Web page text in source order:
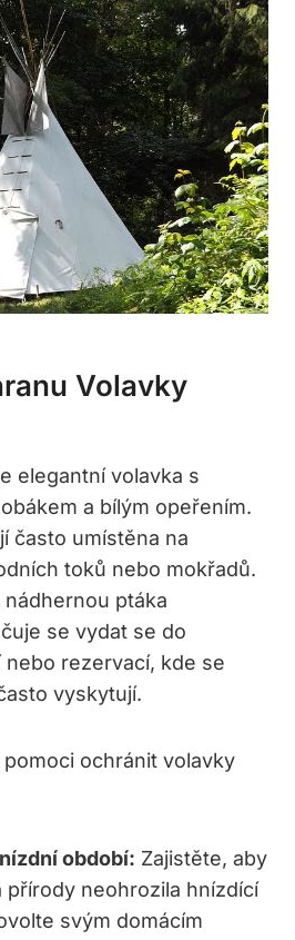
Volavky
elegantní ⁢volavka s‍
a bílým opeřením.
často umístěna na
toků nebo⁤ mokřadů.
​ptáka
se vydat se ⁣do
rezervací, kde se
vyskytují.
ochránit volavky
období: Zajistěte, aby
přírody neohrozila ​hnízdící
svým⁣ domácím